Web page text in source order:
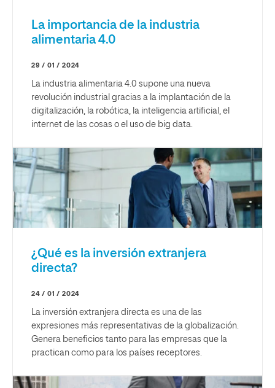
La importancia de la industria
alimentaria 4.0
29 / 01 / 2024
La industria alimentaria 4.0 supone una nueva
revolución industrial gracias a la implantación de la
digitalización, la robótica, la inteligencia artificial, el
internet de las cosas o el uso de big data.
¿Qué es la inversión extranjera
directa?
24 / 01 / 2024
La inversión extranjera directa es una de las
expresiones más representativas de la globalización.
Genera beneficios tanto para las empresas que la
practican como para los países receptores.